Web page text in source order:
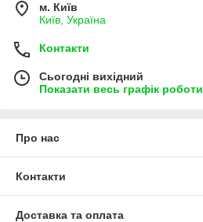
м. Київ
Київ, Україна
Контакти
Сьогодні вихідний
Показати весь графік роботи
Про нас
Контакти
Доставка та оплата